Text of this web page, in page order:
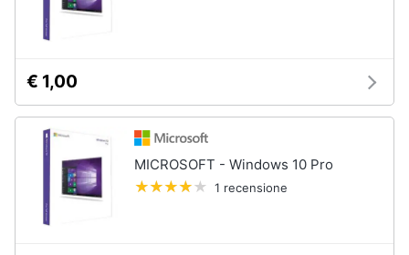
€ 1,00
MICROSOFT - Windows 10 Pro
1 recensione